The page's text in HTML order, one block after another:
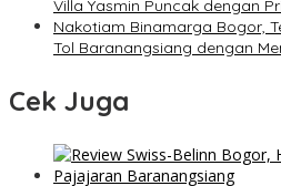
Villa Yasmin Puncak dengan
Nakotiam Binamarga Bogor,
Tol Baranangsiang dengan
Cek Juga